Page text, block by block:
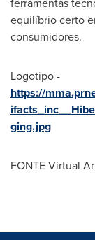
equilíbrio certo
consumidores.
Logotipo -
https://
ging.jpg
FONTE Virtual